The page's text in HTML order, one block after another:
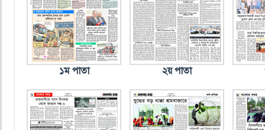
১ম পাতা ২য় পাতা